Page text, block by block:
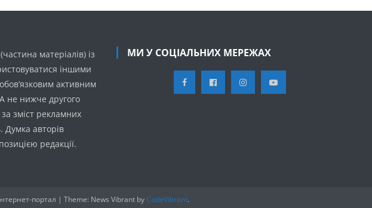
матеріалів) із
іншими
активним
не нижче другого
за зміст рекламних
Думка авторів
редакції.
МИ У СОЦІАЛЬНИХ МЕРЕЖАХ
портал | Theme: News Vibrant byCodeVibrant.